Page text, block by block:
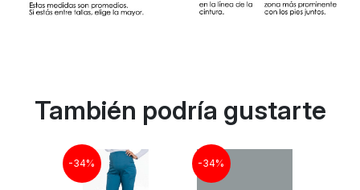
También podría gustarte
-34% -34%